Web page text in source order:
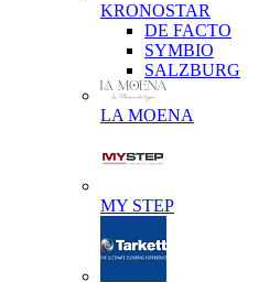
KRONOSTAR
DE FACTO
SYMBIO
SALZBURG
LA MOENA
MY STEP